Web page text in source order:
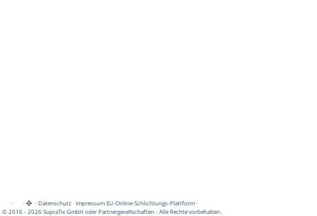
· · ·Datenschutz·Impressum EU-Online-Schlichtungs-Plattform·
© 2016 - 2026 SupraTix GmbH oder Partnergesellschaften - Alle Rechte vorbehalten.